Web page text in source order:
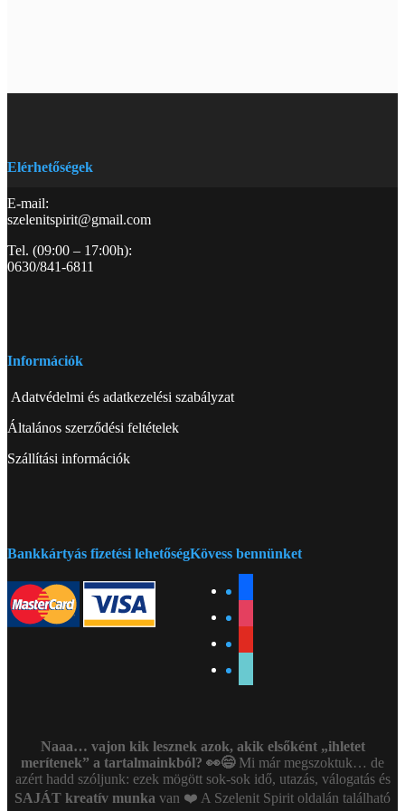
Elérhetőségek
E-mail:
szelenitspirit@gmail.com
Tel. (09:00 – 17:00h):
0630/841-6811
Információk
Adatvédelmi és adatkezelési szabályzat
Általános szerződési feltételek
Szállítási információk
Bankkártyás fizetési lehetőségKövess bennünket
Naaa… vajon kik lesznek azok, akik elsőként „ihletet
merítenek” a tartalmainkból? 👀😄Mi már megszoktuk… de
azért hadd szóljunk: ezek mögött sok-sok idő, utazás, válogatás és
SAJÁT kreatív munka van ❤️ A Szelenit Spirit oldalán található